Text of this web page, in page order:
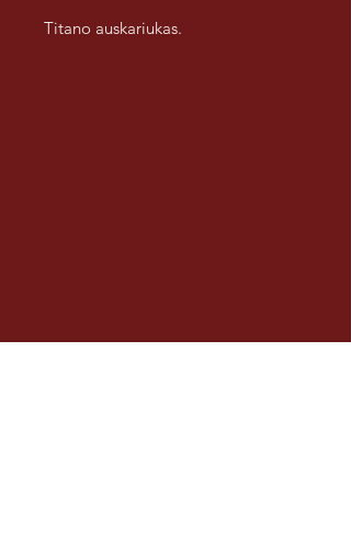
Titano auskariukas.